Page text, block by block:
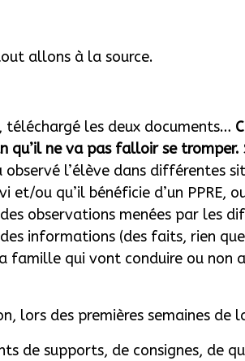
allons à la source.
téléchargé les deux documents…
qu’il ne va pas falloir se tromper.
observé l’élève dans différentes
et/ou qu’il bénéficie d’un PPRE,
des observations menées par les
des informations (des faits, rien
famille qui vont conduire ou non
lors des premières semaines de
de supports, de consignes, de